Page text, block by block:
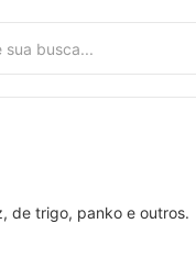
de trigo, panko e outros.